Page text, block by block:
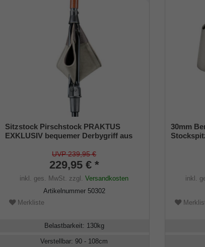
Sitzstock Pirschstock PRAKTUS
EXKLUSIV bequemer Derbygriff aus
aus Rindsleder, Tellerzwinge für
weiche Böden.
UVP 239,95 €
229,95 € *
inkl. ges. MwSt. zzgl.Versandkosten
Artikelnummer 50302
Merkliste
Belastbarkeit: 130kg
Verstellbar:90 - 108cm
30mm
inkl.